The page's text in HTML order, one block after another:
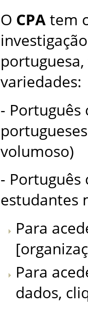
O CPAtem
variedades:
-
volumoso)
-
estudantes
Para
Para
dados,